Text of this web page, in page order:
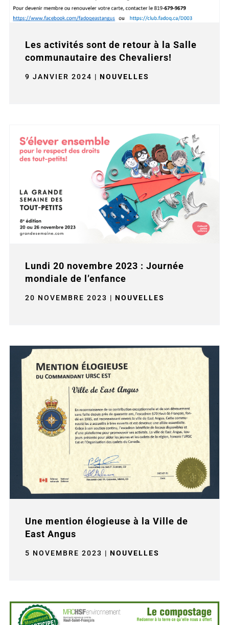
Les activités sont de retour à la Salle
communautaire des Chevaliers!
9 JANVIER 2024 | NOUVELLES
Lundi 20 novembre 2023 : Journée
mondiale de l’enfance
20 NOVEMBRE 2023 | NOUVELLES
Une mention élogieuse à la Ville de
East Angus
5 NOVEMBRE 2023 | NOUVELLES